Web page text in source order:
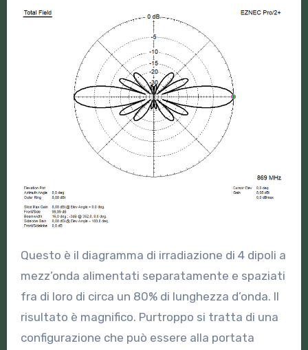
Questo è il diagramma di irradiazione di 4 dipoli a
mezz’onda alimentati separatamente e spaziati
fra di loro di circa un 80% di lunghezza d’onda. Il
risultato è magnifico. Purtroppo si tratta di una
configurazione che può essere alla portata